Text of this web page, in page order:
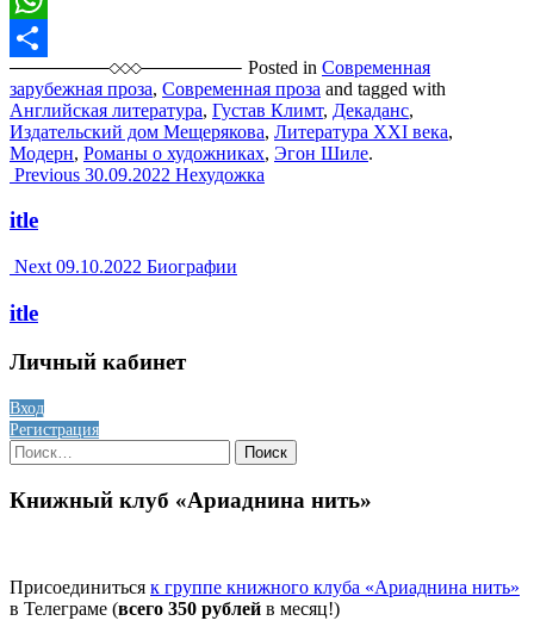
WhatsApp
Отправить
Posted in Современная
зарубежная проза, Современная проза and tagged with
Английская литература, Густав Климт, Декаданс,
Издательский дом Мещерякова, Литература XXI века,
Модерн, Романы о художниках, Эгон Шиле.
Post
navigation
Previous 30.09.2022 Нехудожка
itle
Next 09.10.2022 Биографии
itle
Личный кабинет
Вход
Регистрация
Найти:
Книжный клуб «Ариаднина нить»
Присоединиться к группе книжного клуба «Ариаднина нить»
в Телеграме (всего 350 рублей в месяц!)